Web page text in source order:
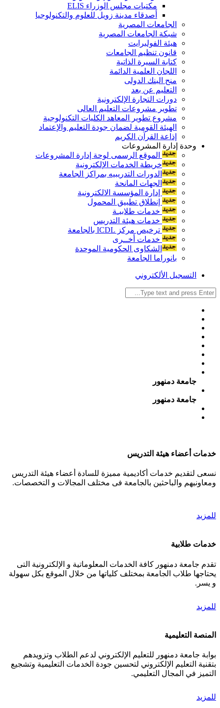
مكتبات مجلس الوزراء ELIS
أصدقاء مدينة زويل للعلوم والتكنولوجيا
الجامعات المصرية
شبكة الجامعات المصرية
هيئة الفولبرايت
قانون تنظيم الجامعات
كتابة السيرة الذاتية
اللجان العلمية الدائمة
منح البنك الدولى
التعليم عن بعد
دورات التجارة الإلكترونية
تطوير مشروعات التعليم العالى
مشروع تطوير المعاهد الكليات التكنولوجية
الهيئة القومية لضمان جودة التعليم والإعتماد
إذاعة القرآن الكريم
وحدة إدارة المشروعات
الموقع الرسمى لوحة إدارة المشروعات
خريطة الخدمات الإلكترونية
الدورات التدريبيه بمراكز الجامعة
الجهات المانحة
إدارة المؤسسة الالكترونية
إنطلاق تطبيق المحمول
خدمات طلابيـة
خدمات هيئة التدريس
ترخيص مركز ICDL بالجامعة
خدمات أخــرى
الشكاوى الحكومية الموحدة
بانوراما الجامعة
التسجيل الألكتروني
جامعة دمنهور
جامعة دمنهور
خدمات أعضاء هيئة التدريس
نسعى لتقديم خدمات أكاديمية مميزة للسادة أعضاء هيئة التدريس
ومعاونيهم والباحثين بالجامعة فى مختلف المجالات و التخصصات.
للمزيد
خدمات طلابية
تقدم جامعة دمنهور كافة الخدمات المعلوماتية و الإلكترونية التى
يحتاجها طلاب الجامعة بمختلف كلياتها من خلال الموقع بكل سهولة
و يسر.
للمزيد
المنصة التعليمية
بوابة جامعة دمنهور للتعليم الإلكتروني لدعم الطلاب وتزويدهم
بتقنية التعليم الإلكتروني لتحسين جودة الخدمات التعليمية وتشجيع
التميز في المجال التعليمي.
للمزيد